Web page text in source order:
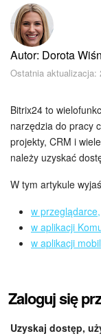
Poczta
Zadania i
CRM
Kalendarz
Grupy
Autor: Dorota
Ostatnia aktualizacja:
Bitrix24 to
narzędzia do pracy
projekty, CRM i
należy uzyskać
W tym artykule
w przeglądarce,
w aplikacji
w aplikacji
Zaloguj się
Uzyskaj dostęp,